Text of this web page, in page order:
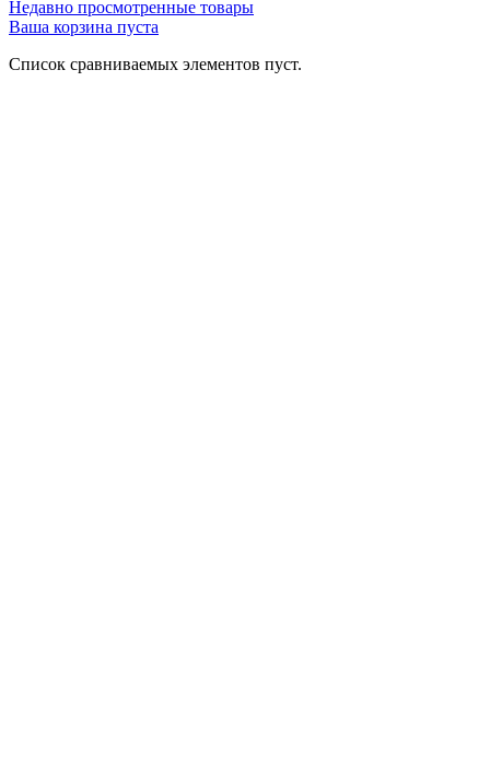
Недавно просмотренные товары
Ваша корзина пуста
Список сравниваемых элементов пуст.